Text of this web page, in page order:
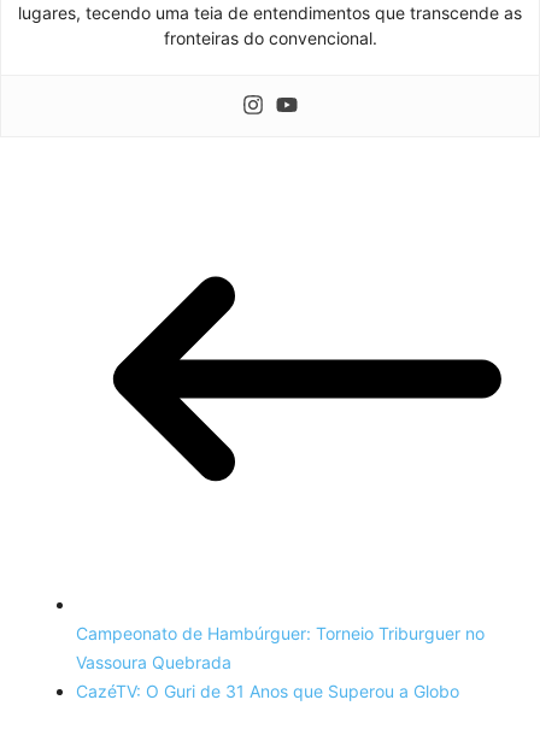
lugares, tecendo uma teia de entendimentos que transcende as
fronteiras do convencional.
Campeonato de Hambúrguer: Torneio Triburguer no
Vassoura Quebrada
CazéTV: O Guri de 31 Anos que Superou a Globo